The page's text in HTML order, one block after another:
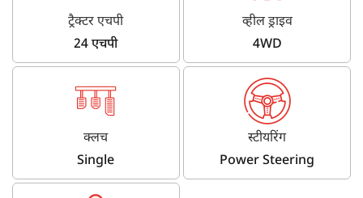
ट्रैक्टर एचपी
24 एचपी
व्हील ड्राइव
4WD
क्लच
Single
स्टीयरिंग
Power Steering